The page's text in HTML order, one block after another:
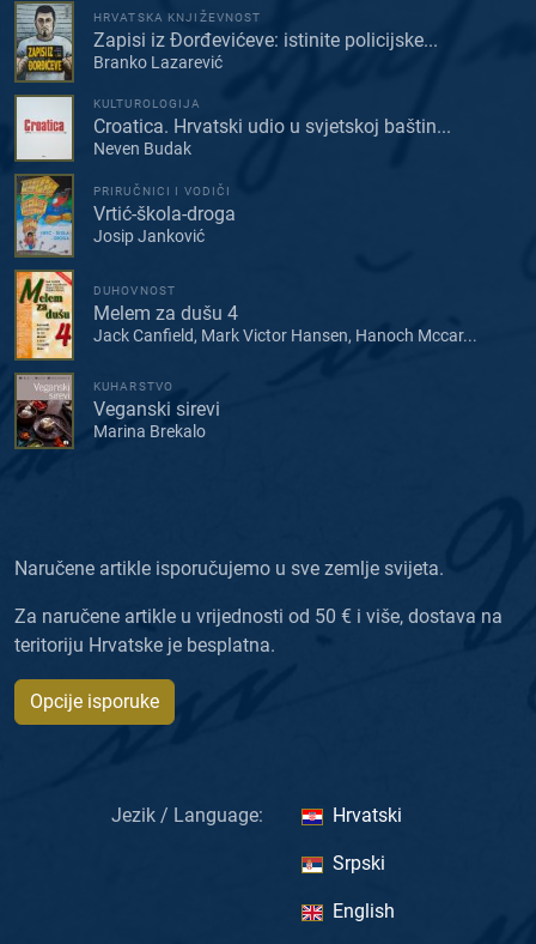
HRVATSKA KNJIŽEVNOST
Zapisi iz Đorđevićeve: istinite policijske...
Branko Lazarević
KULTUROLOGIJA
Croatica. Hrvatski udio u svjetskoj baštin...
Neven Budak
PRIRUČNICI I VODIČI
Vrtić-škola-droga
Josip Janković
DUHOVNOST
Melem za dušu 4
Jack Canfield, Mark Victor Hansen, Hanoch Mccar...
KUHARSTVO
Veganski sirevi
Marina Brekalo
Naručene artikle isporučujemo u sve zemlje svijeta.
Za naručene artikle u vrijednosti od 50 € i više, dostava na
teritoriju Hrvatske je besplatna.
Opcije isporuke
Jezik / Language: Hrvatski
Srpski
English